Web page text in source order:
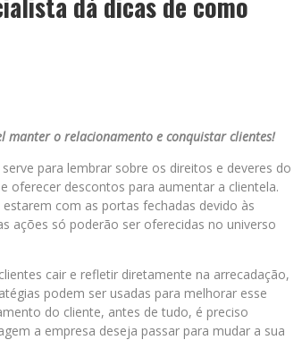
manter o relacionamento e conquistar clientes!
para lembrar sobre os direitos e deveres do
oferecer descontos para aumentar a clientela.
com as portas fechadas devido às
ações só poderão ser oferecidas no universo
cair e refletir diretamente na arrecadação,
podem ser usadas para melhorar esse
do cliente, antes de tudo, é preciso
a empresa deseja passar para mudar a sua